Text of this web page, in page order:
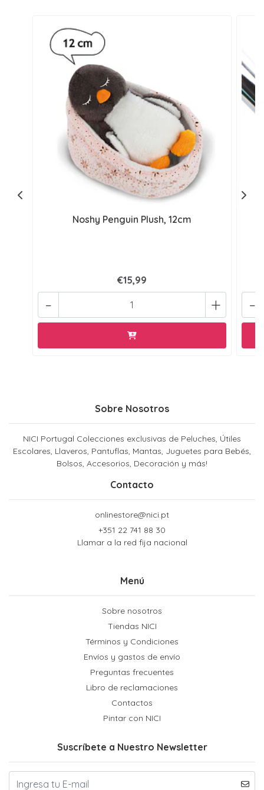
Noshy Penguin Plush, 12cm
€15,99
+
- -
Sobre Nosotros
NICI Portugal Colecciones exclusivas de Peluches, Útiles
Escolares, Llaveros, Pantuflas, Mantas, Juguetes para Bebés,
Bolsos, Accesorios, Decoración y más!
Contacto
onlinestore@nici.pt
+351 22 741 88 30
Llamar a la red fija nacional
Menú
Sobre nosotros
Tiendas NICI
Términos y Condiciones
Envíos y gastos de envío
Preguntas frecuentes
Libro de reclamaciones
Contactos
Pintar con NICI
Suscríbete a Nuestro Newsletter